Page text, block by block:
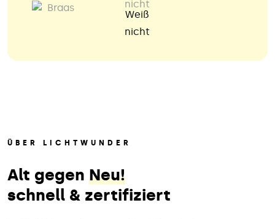
Weiß
nicht
ÜBER LICHTWUNDER
Alt gegen Neu!
schnell & zertifiziert